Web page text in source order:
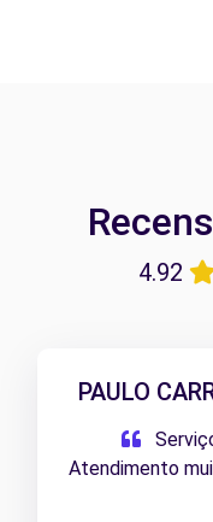
4.92
PAULO
Atendimento